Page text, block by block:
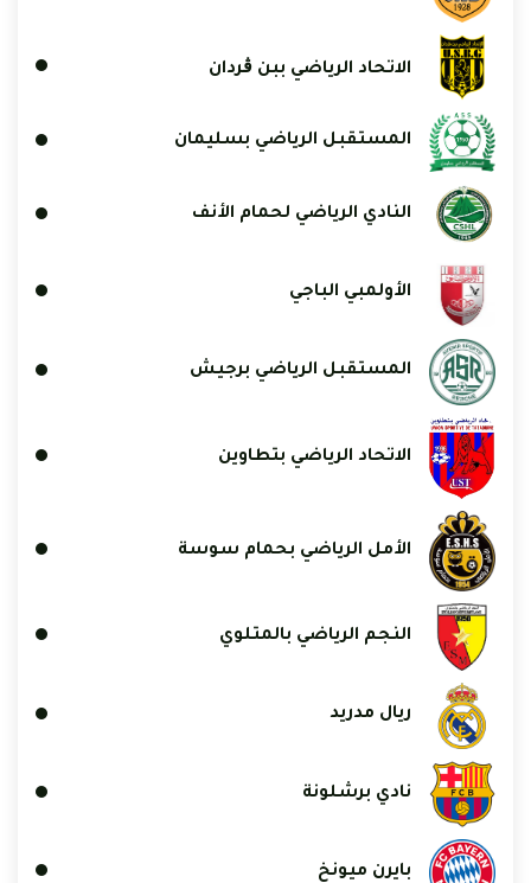
الاتحاد الرياضي ببن ڨردان
المستقبل الرياضي بسليمان
النادي الرياضي لحمام الأنف
الأولمبي الباجي
المستقبل الرياضي برجيش
الاتحاد الرياضي بتطاوين
الأمل الرياضي بحمام سوسة
النجم الرياضي بالمتلوي
ريال مدريد
نادي برشلونة
بايرن ميونخ